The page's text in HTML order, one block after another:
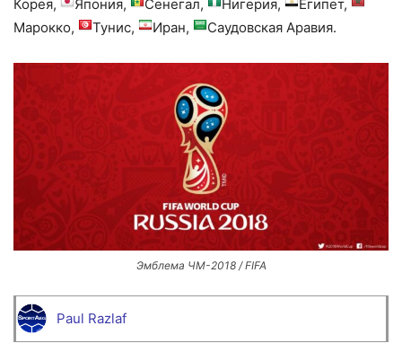
Корея,
Япония, Сенегал, Нигерия,
Египет,
Марокко,
Тунис, Иран, Саудовская Аравия.
Эмблема ЧМ-2018 / FIFA
Paul Razlaf